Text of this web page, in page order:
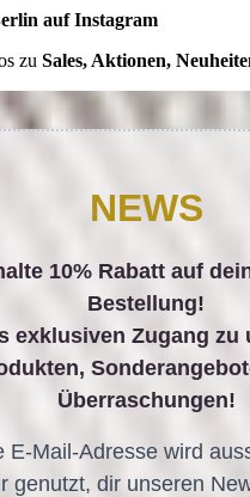
auf Instagram
zu Sales, Aktionen,
NEWS
10% Rabatt auf
Bestellung!
exklusiven Zugang zu
Überraschungen!
E-Mail-Adresse wird
genutzt, dir unseren